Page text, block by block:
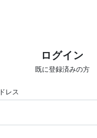
ログイン
既に登録済みの方
レス